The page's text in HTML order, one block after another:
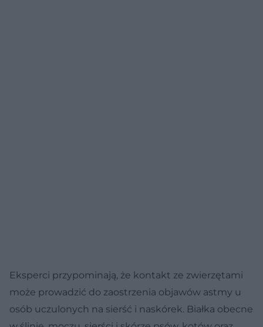
Eksperci przypominają, że kontakt ze zwierzętami
może prowadzić do zaostrzenia objawów astmy u
osób uczulonych na sierść i naskórek. Białka obecne